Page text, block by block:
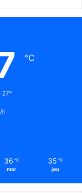
℃
27º
h
36 ℃
mer
35 ℃
jeu